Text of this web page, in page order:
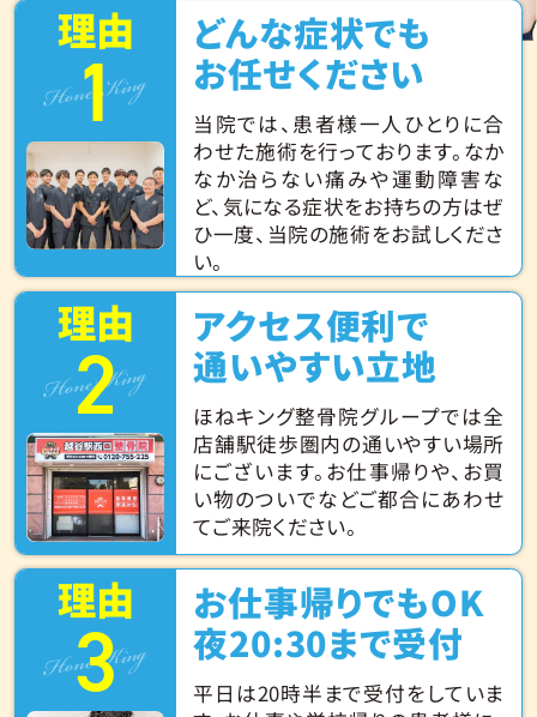
理由
1
Hone King
どんな症状でも
お任せください
当院では、患者様一人ひとりに合
わせた施術を行っております。なか
なか治らない痛みや運動障害な
ど、気になる症状をお持ちの方はぜ
ひ一度、当院の施術をお試しくださ
い。
理由
2
Hone King
アクセス便利で
通いやすい立地
ほねキング整骨院グループでは全
店舗駅徒歩圏内の通いやすい場所
にございます。お仕事帰りや、お買
い物のついでなどご都合にあわせ
てご来院ください。
理由
3
Hone King
お仕事帰りでもOK
夜20:30まで受付
平日は20時半まで受付をしていま